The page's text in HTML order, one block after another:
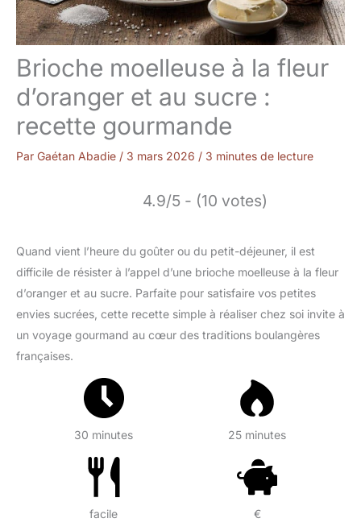
Brioche moelleuse à la fleur
d’oranger et au sucre :
recette gourmande
Par Gaétan Abadie / 3 mars 2026 / 3 minutes de lecture
4.9/5 - (10 votes)
Quand vient l’heure du goûter ou du petit-déjeuner, il est
difficile de résister à l’appel d’une brioche moelleuse à la fleur
d’oranger et au sucre. Parfaite pour satisfaire vos petites
envies sucrées, cette recette simple à réaliser chez soi invite à
un voyage gourmand au cœur des traditions boulangères
françaises.
30 minutes 25 minutes
facile €